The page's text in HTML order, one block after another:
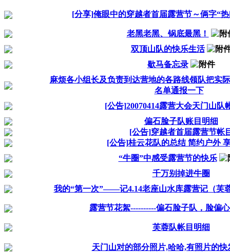
[分享]俺眼中的穿越者首届露营节～俩字“热
老黑老黑、锅底最黑！
双顶山队的快乐生活
歇马备忘录
麻烦各小组长及负责到达营地的各路线领队把实
名单通报一下
[公告]20070414露营大会天门山队
偏石脸子队账目明细
[公告]穿越者首届露营节帐
[公告]桂云花队的总结 简约户外
“牛圈”中感受露营节的快乐
千万别掉进牛圈
我的“第一次”——记4.14老座山水库露营记（芙
露营节花絮----------偏石脸子队，脸偏
芙蓉队帐目明细
天门山对的部分照片,哈哈,有照片的快